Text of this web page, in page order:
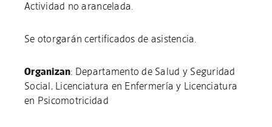
Actividad no arancelada.
Se otorgarán certificados de asistencia.
Organizan: Departamento de Salud y Seguridad
Social, Licenciatura en Enfermería y Licenciatura
en Psicomotricidad